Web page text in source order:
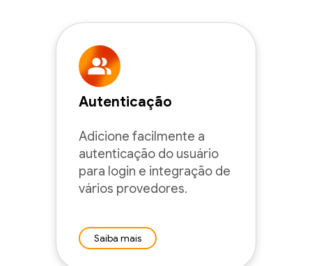
Autenticação
Adicione facilmente a
autenticação do usuário
para login e integração de
vários provedores.
Saiba mais